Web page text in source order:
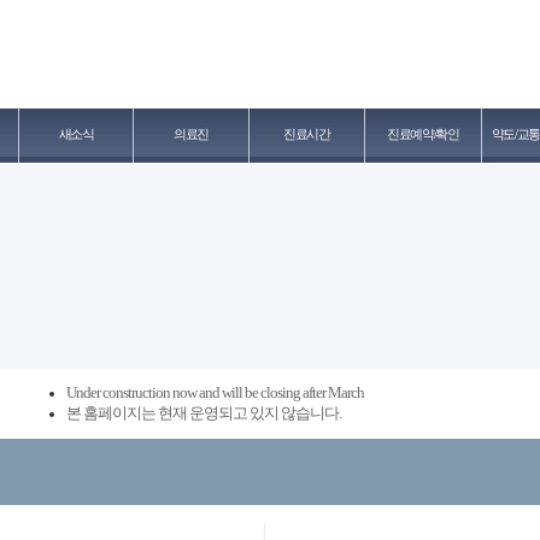
새소식 의료진 진료시간 진료예약/확인 약도/교
Under construction now and will be closing after March
본 홈페이지는 현재 운영되고 있지 않습니다.